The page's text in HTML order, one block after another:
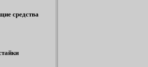
средства